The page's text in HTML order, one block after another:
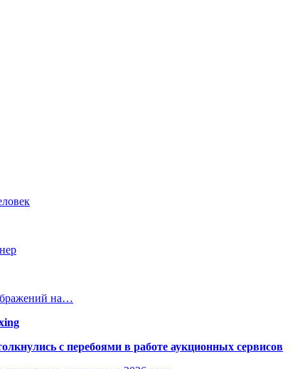
на…
с перебоями в работе аукционных сервисов